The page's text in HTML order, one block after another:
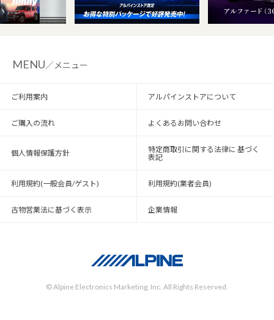
MENU／メニュー
ご利用案内 アルパインストアについて
ご購入の流れ よくあるお問い合わせ
個人情報保護方針
特定商取引に関する法律に 基づく
表記
利用規約(一般会員/ゲスト) 利用規約(業者会員)
古物営業法に基づく表示 企業情報
© Alpine Electronics Marketing, Inc. All Rights Reserved.